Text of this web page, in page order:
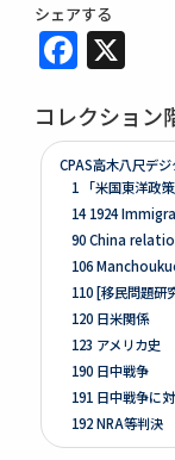
シェアする
コレクション
CPAS高木八尺デ
1 「米国東洋政
14 1924
90 China
106
110 [移民問題研
120 日米関係
123 アメリカ史
190 日中戦争
191 日中戦争に
192 NRA等判決
261 Prologue